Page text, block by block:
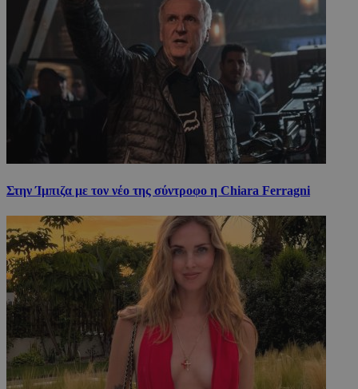
Στην Ίμπιζα με τον νέο της σύντροφο η Chiara Ferragni